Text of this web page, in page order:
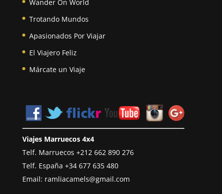
Wander On World
Trotando Mundos
Apasionados Por Viajar
El Viajero Feliz
Márcate un Viaje
Viajes Marruecos 4x4
Telf. Marruecos +212 662 890 276
Telf. España +34 677 635 480
Email: ramliacamels@gmail.com